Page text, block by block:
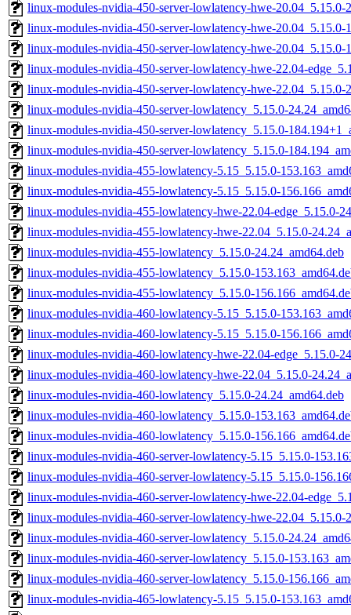
linux-modules-nvidia-450-server-lowlatency-hwe-20.04_5.15.0-
linux-modules-nvidia-450-server-lowlatency-hwe-20.04_5.15.0-
linux-modules-nvidia-450-server-lowlatency-hwe-20.04_5.15.0-
linux-modules-nvidia-450-server-lowlatency-hwe-22.04-
linux-modules-nvidia-450-server-lowlatency-hwe-22.04_5.15.0-
linux-modules-nvidia-450-server-lowlatency_5.15.0-
linux-modules-nvidia-450-server-lowlatency_5.15.0-
linux-modules-nvidia-450-server-lowlatency_5.15.0-
linux-modules-nvidia-455-lowlatency-5.15_5.15.0-
linux-modules-nvidia-455-lowlatency-5.15_5.15.0-
linux-modules-nvidia-455-lowlatency-hwe-22.04-edge_5.15.0-
linux-modules-nvidia-455-lowlatency-hwe-22.04_5.15.0-
linux-modules-nvidia-455-lowlatency_5.15.0-24.24_amd64.deb
linux-modules-nvidia-455-lowlatency_5.15.0-
linux-modules-nvidia-455-lowlatency_5.15.0-
linux-modules-nvidia-460-lowlatency-5.15_5.15.0-
linux-modules-nvidia-460-lowlatency-5.15_5.15.0-
linux-modules-nvidia-460-lowlatency-hwe-22.04-edge_5.15.0-
linux-modules-nvidia-460-lowlatency-hwe-22.04_5.15.0-
linux-modules-nvidia-460-lowlatency_5.15.0-24.24_amd64.deb
linux-modules-nvidia-460-lowlatency_5.15.0-
linux-modules-nvidia-460-lowlatency_5.15.0-
linux-modules-nvidia-460-server-lowlatency-5.15_5.15.0-
linux-modules-nvidia-460-server-lowlatency-5.15_5.15.0-
linux-modules-nvidia-460-server-lowlatency-hwe-22.04-
linux-modules-nvidia-460-server-lowlatency-hwe-22.04_5.15.0-
linux-modules-nvidia-460-server-lowlatency_5.15.0-
linux-modules-nvidia-460-server-lowlatency_5.15.0-
linux-modules-nvidia-460-server-lowlatency_5.15.0-
linux-modules-nvidia-465-lowlatency-5.15_5.15.0-